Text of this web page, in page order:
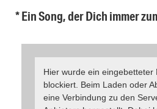
* Ein Song, der Dich immer
Hier wurde ein eingebetteter
blockiert. Beim Laden oder
eine Verbindung zu den